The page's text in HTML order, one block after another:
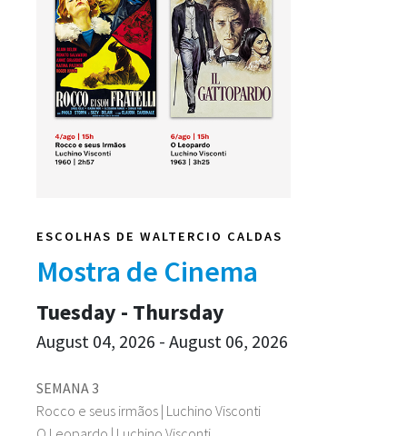
ESCOLHAS DE WALTERCIO CALDAS
Mostra de Cinema
SEMANA 3
Rocco e seus irmãos | Luchino Visconti
Tuesday - Thursday
August 04, 2026 - August 06, 2026